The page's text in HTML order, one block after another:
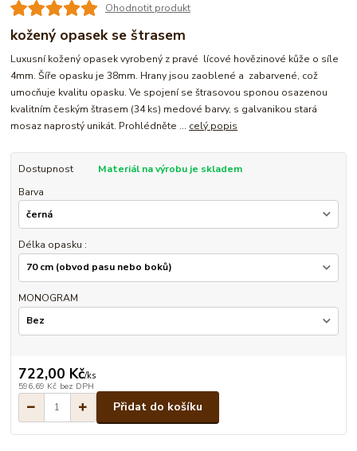
Ohodnotit produkt
kožený opasek se štrasem
Luxusní kožený opasek vyrobený z pravé lícové hovězinové kůže o síle
4mm. Šíře opasku je 38mm. Hrany jsou zaoblené a zabarvené, což
umocňuje kvalitu opasku. Ve spojení se štrasovou sponou osazenou
kvalitním českým štrasem (34 ks) medové barvy, s galvanikou stará
mosaz naprostý unikát. Prohlédněte ... celý popis
Dostupnost
Materiál na výrobu je skladem
Barva
Délka opasku :
MONOGRAM
722,00 Kč/ks
596,69 Kč bez DPH
Přidat do košíku